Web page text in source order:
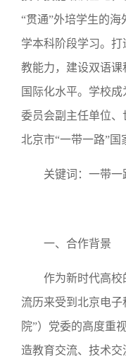
“贯通”外培学生的
学本科阶段学习。
教能力，建设双语
国际化水平。学校
委员会副主任单位
北京市“一带一路”国
关键词： 一带一
一、合作背景
作为新时代高校
流历来受到北京电
院”）党委的高度重
造教育交流、技术